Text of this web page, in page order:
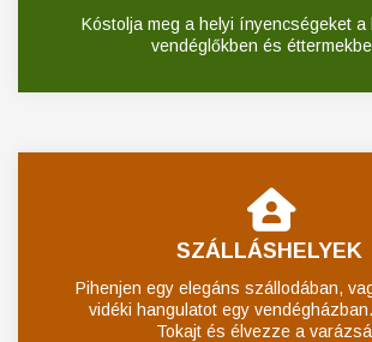
Kóstolja meg a helyi ínyencségeket a
vendéglőkben és
SZÁLLÁSHELYEK
Pihenjen egy elegáns szállodában,
vidéki hangulatot egy
Tokajt és élvezze a